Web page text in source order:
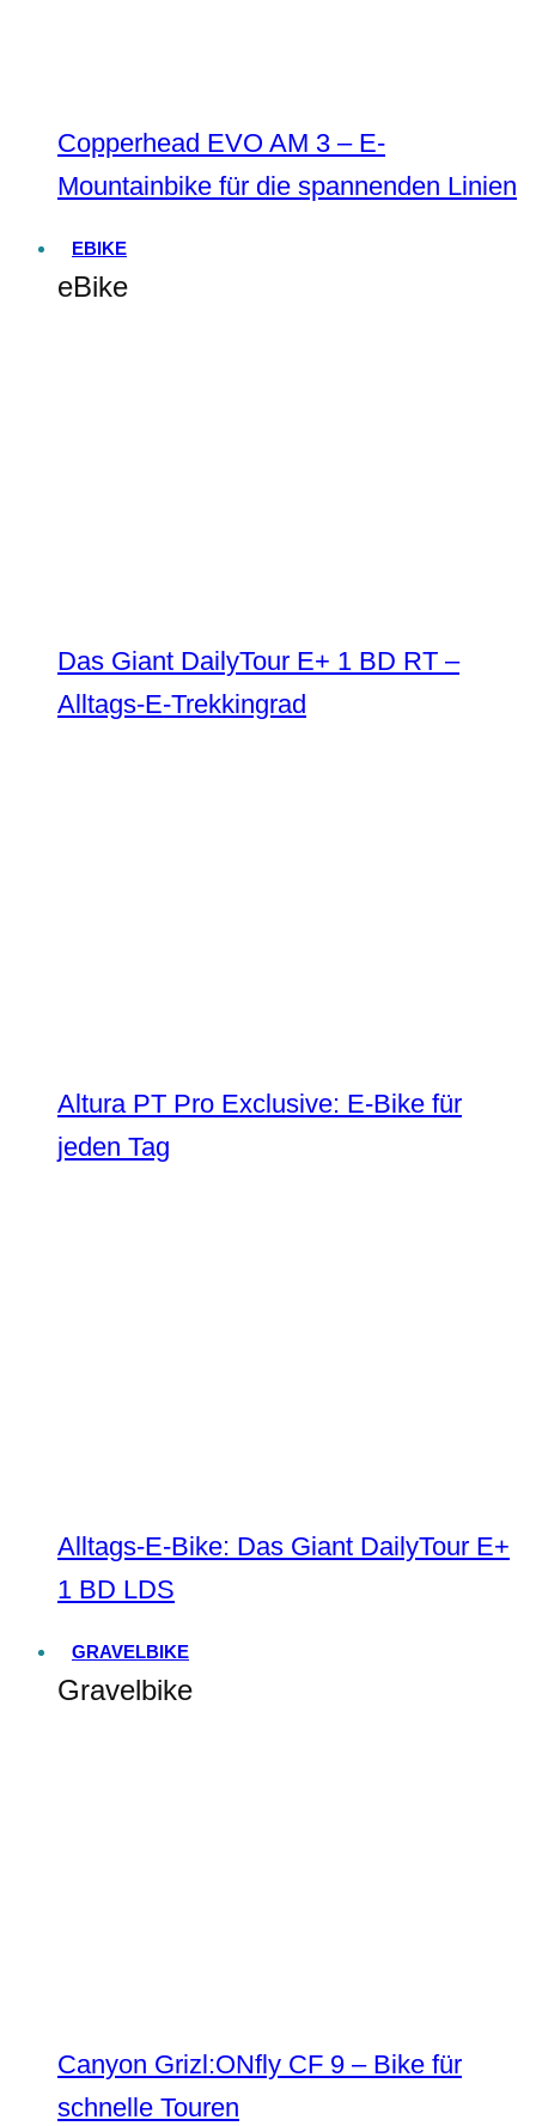
Copperhead EVO AM 3 – E-
Mountainbike für die spannenden Linien
EBIKE
eBike
Das Giant DailyTour E+ 1 BD RT –
Alltags-E-Trekkingrad
Altura PT Pro Exclusive: E-Bike für
jeden Tag
Alltags-E-Bike: Das Giant DailyTour E+
1 BD LDS
GRAVELBIKE
Gravelbike
Canyon Grizl:ONfly CF 9 – Bike für
schnelle Touren